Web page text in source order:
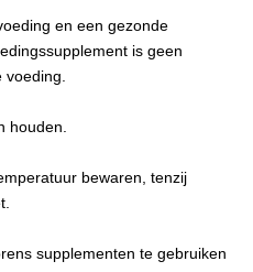
en een gezonde
is geen
houden.
bewaren, tenzij
supplementen te gebruiken